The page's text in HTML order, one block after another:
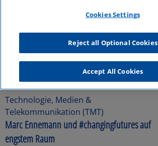
Technologie, Medien &
Telekommunikation (TMT)
Marc Ennemann und #changingfutures auf
engstem Raum
Cookies Settings
Reject all Optional Cookies
Accept All Cookies